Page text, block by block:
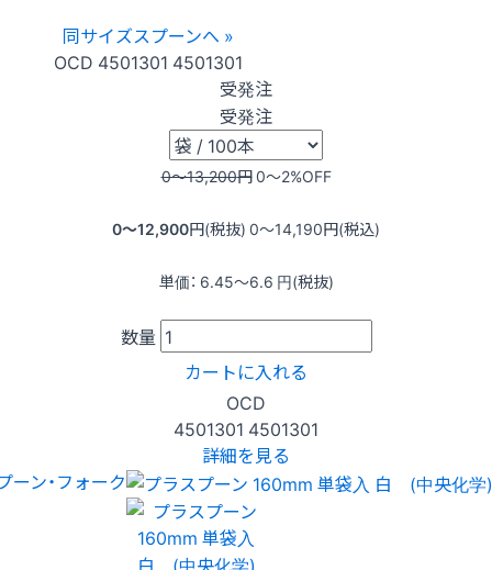
同サイズスプーンへ »
OCD 4501301 4501301
受発注
受発注
0〜13,200円0〜2%OFF
0〜12,900円(税抜) 0〜14,190円(税込)
単価： 6.45〜6.6 円(税抜)
数量
カートに入れる
OCD
4501301 4501301
詳細を見る
ーン・フォーク